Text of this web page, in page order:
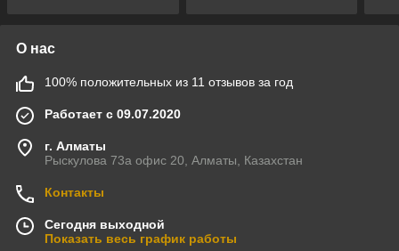
О нас
100% положительных из 11 отзывов за год
Работает с 09.07.2020
г. Алматы
Рыскулова 73а офис 20, Алматы, Казахстан
Контакты
Сегодня выходной
Показать весь график работы